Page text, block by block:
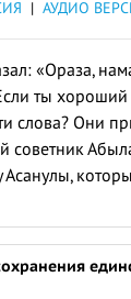
| АУДИО
«Ораза,
ты хороший
слова? Они
советник